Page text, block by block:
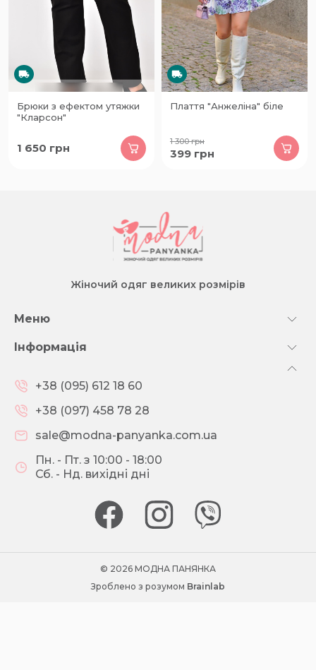
Брюки з ефектом утяжки
"Кларсон"
1 650 грн
Плаття "Анжеліна" біле
1 300грн
399 грн
Жіночий одяг великих розмірів
Меню
Інформація
+38 (095) 612 18 60
+38 (097) 458 78 28
sale@modna-panyanka.com.ua
Пн. - Пт. з 10:00 - 18:00
Сб. - Нд. вихідні дні
© 2026 МОДНА ПАНЯНКА
Зроблено з розумом Brainlab